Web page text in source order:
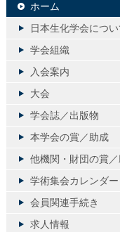
ホーム
日本生化学会につい
学会組織
入会案内
大会
学会誌／出版物
本学会の賞／助成
他機関・財団の賞
学術集会カレンダー
会員関連手続き
求人情報